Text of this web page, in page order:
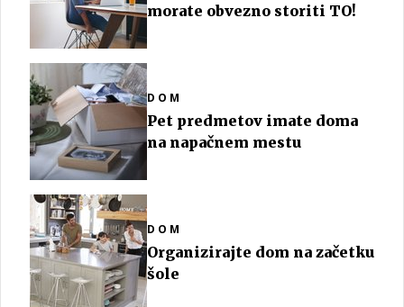
morate obvezno storiti TO!
DOM
Pet predmetov imate doma
na napačnem mestu
DOM
Organizirajte dom na začetku
šole